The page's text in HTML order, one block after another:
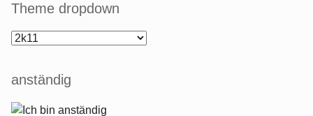
Theme dropdown
anständig